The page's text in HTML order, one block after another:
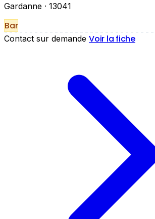
Gardanne · 13041
Bar
Contact sur demande Voir la fiche